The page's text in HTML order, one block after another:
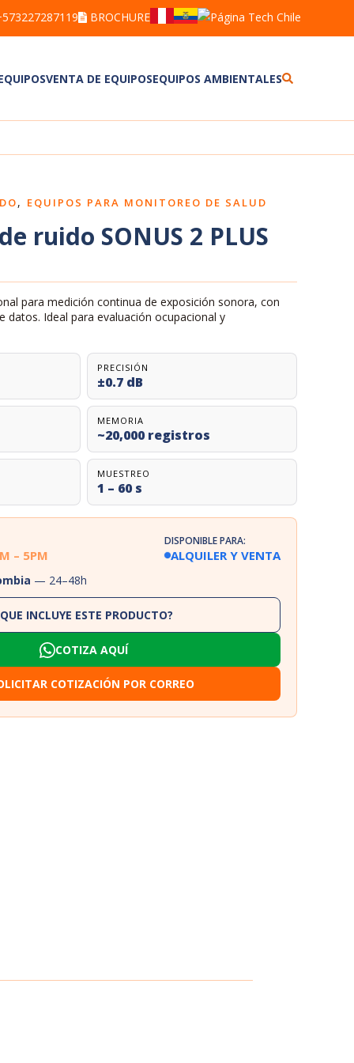
BROCHURE
VENTA DE EQUIPOS
DETECTORES DE GASES
DOSÍMETROS DE RUIDO
LUXÓMETROS
MEDIDORES DE ESTRÉS TÉRMICO
TERMOHIGRÓMETROS
VIBRÓMETROS
EQUIPOS AMBIENTALES
DETECTORES
MULTIPARÁMETROS
TREN DE MUESTREO
AGUA
, EQUIPOS PARA MONITOREO DE SALUD
ruido SONUS 2 PLUS
para medición continua de exposición sonora, con
datos. Ideal para evaluación ocupacional y
PRECISIÓN
±0.7 dB
MEMORIA
~20,000 registros
MUESTREO
1 – 60 s
– 5PM
DISPONIBLE PARA:
ALQUILER Y VENTA
— 24–48h
INCLUYE ESTE PRODUCTO?
COTIZA AQUÍ
COTIZACIÓN POR CORREO